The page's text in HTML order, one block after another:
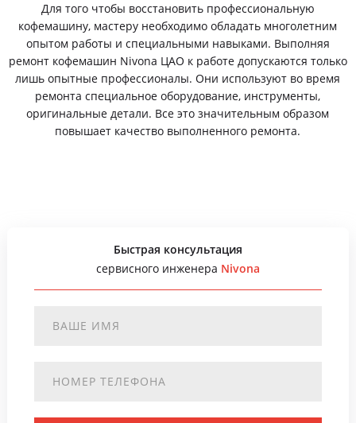
Для того чтобы восстановить профессиональную
кофемашину, мастеру необходимо обладать многолетним
опытом работы и специальными навыками. Выполняя
ремонт кофемашин Nivona ЦАО к работе допускаются только
лишь опытные профессионалы. Они используют во время
ремонта специальное оборудование, инструменты,
оригинальные детали. Все это значительным образом
повышает качество выполненного ремонта.
Быстрая консультация
сервисного инженера Nivona